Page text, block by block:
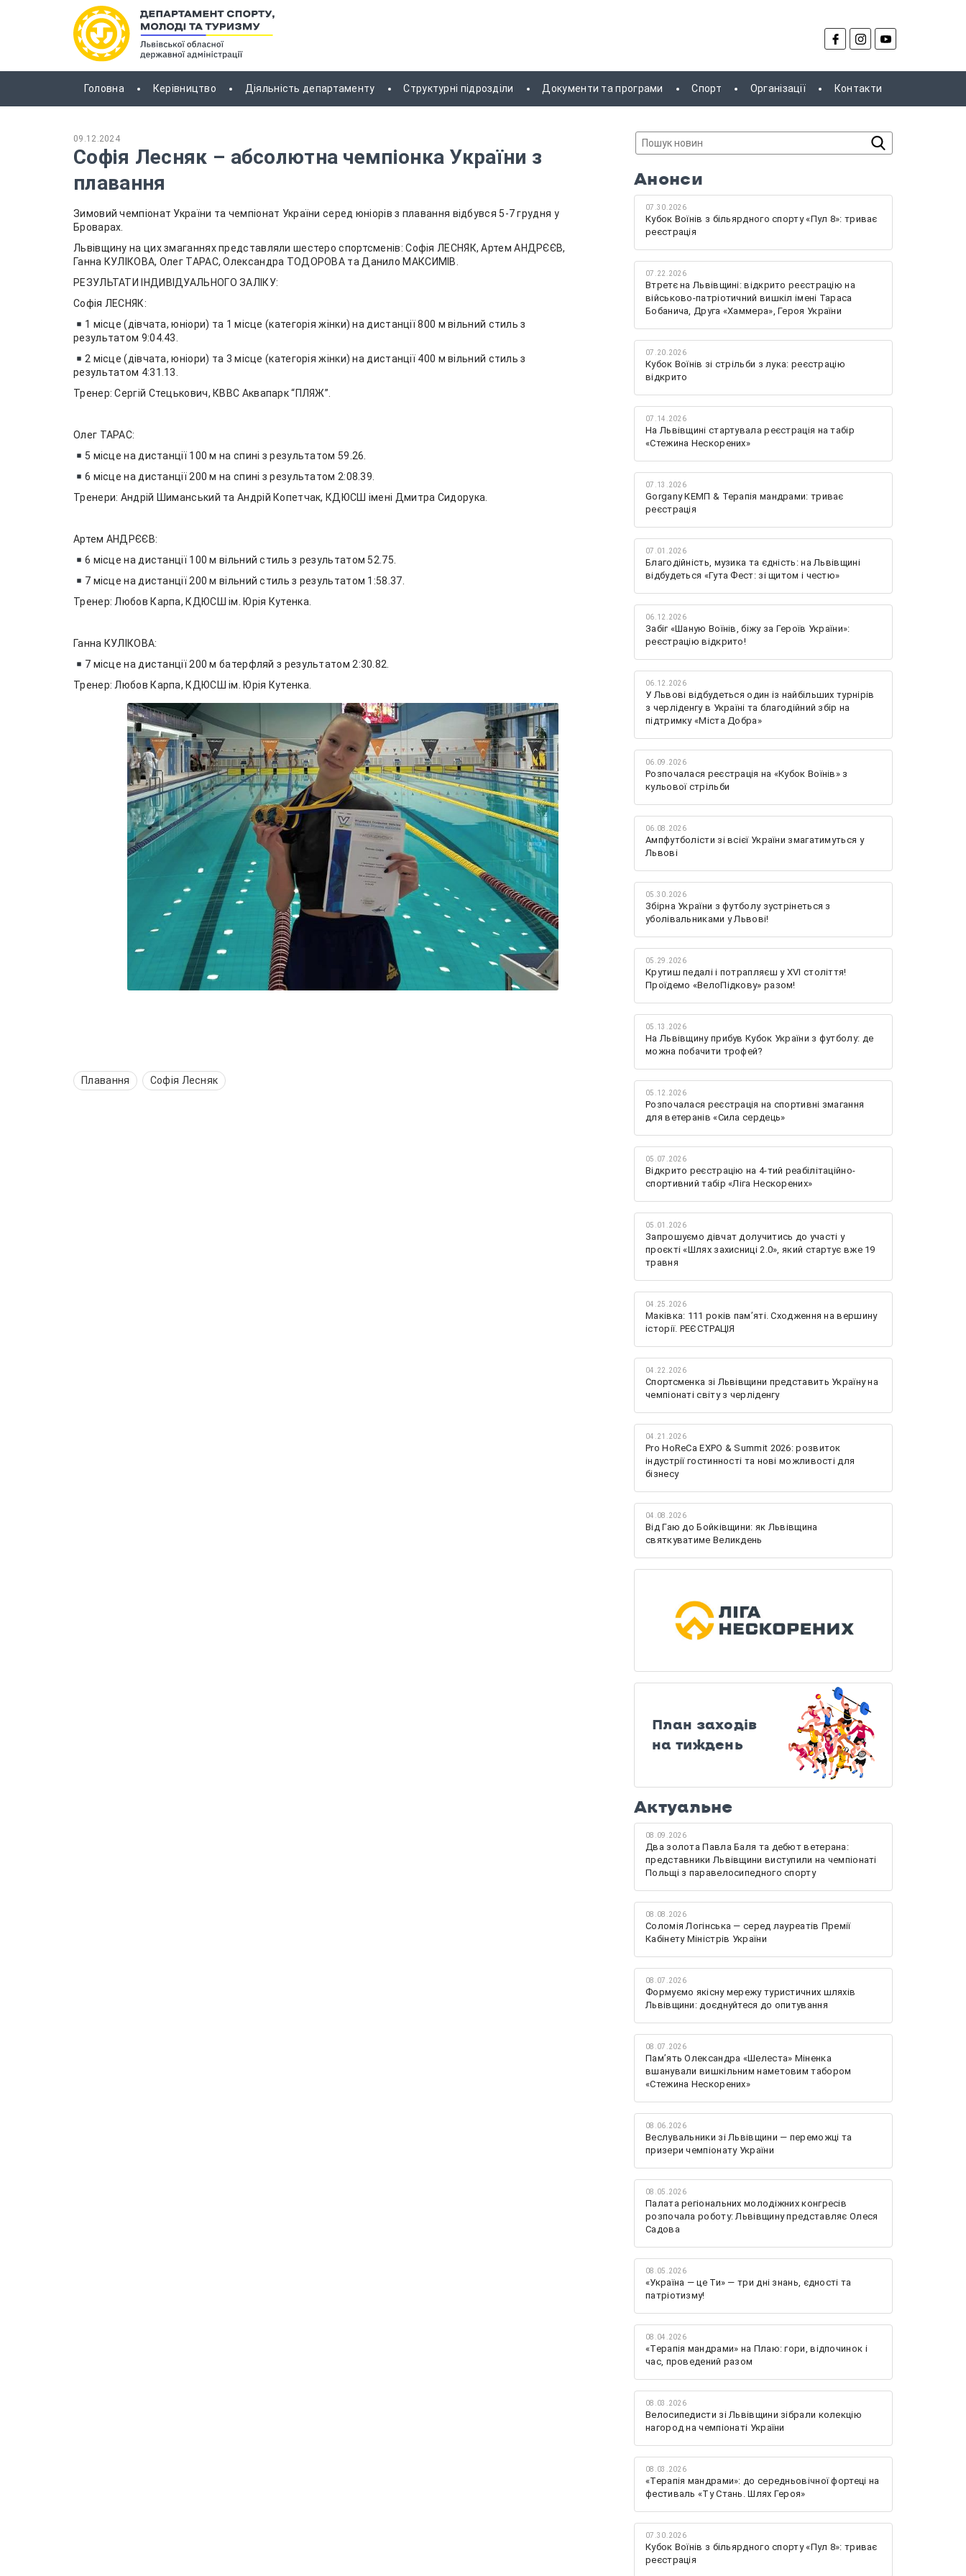
Головна Керівництво Діяльність департаменту Структурні підрозділи Документи та програми Спорт Організації Контакти
09.12.2024
Софія Лесняк – абсолютна чемпіонка України з
плавання
Зимовий чемпіонат України та чемпіонат України серед юніорів з плавання відбувся 5-7 грудня у
Броварах.
Львівщину на цих змаганнях представляли шестеро спортсменів: Софія ЛЕСНЯК, Артем АНДРЄЄВ,
Ганна КУЛІКОВА, Олег ТАРАС, Олександра ТОДОРОВА та Данило МАКСИМІВ.
РЕЗУЛЬТАТИ ІНДИВІДУАЛЬНОГО ЗАЛІКУ:
Софія ЛЕСНЯК:
1 місце (дівчата, юніори) та 1 місце (категорія жінки) на дистанції 800 м вільний стиль з
результатом 9:04.43.
2 місце (дівчата, юніори) та 3 місце (категорія жінки) на дистанції 400 м вільний стиль з
результатом 4:31.13.
Тренер: Сергій Стецькович, КВВС Аквапарк “ПЛЯЖ”.
Олег ТАРАС:
5 місце на дистанції 100 м на спині з результатом 59.26.
6 місце на дистанції 200 м на спині з результатом 2:08.39.
Тренери: Андрій Шиманський та Андрій Копетчак, КДЮСШ імені Дмитра Сидорука.
Артем АНДРЄЄВ:
6 місце на дистанції 100 м вільний стиль з результатом 52.75.
7 місце на дистанції 200 м вільний стиль з результатом 1:58.37.
Тренер: Любов Карпа, КДЮСШ ім. Юрія Кутенка.
Ганна КУЛІКОВА:
7 місце на дистанції 200 м батерфляй з результатом 2:30.82.
Тренер: Любов Карпа, КДЮСШ ім. Юрія Кутенка.
Плавання Софія Лесняк
Анонси
07.30.2026
Кубок Воїнів з більярдного спорту «Пул 8»: триває
реєстрація
07.22.2026
Втретє на Львівщині: відкрито реєстрацію на
військово-патріотичний вишкіл імені Тараса
Бобанича, Друга «Хаммера», Героя України
07.20.2026
Кубок Воїнів зі стрільби з лука: реєстрацію
відкрито
07.14.2026
На Львівщині стартувала реєстрація на табір
«Стежина Нескорених»
07.13.2026
Gorgany КЕМП & Терапія мандрами: триває
реєстрація
07.01.2026
Благодійність, музика та єдність: на Львівщині
відбудеться «Гута Фест: зі щитом і честю»
06.12.2026
Забіг «Шаную Воїнів, біжу за Героїв України»:
реєстрацію відкрито!
06.12.2026
У Львові відбудеться один із найбільших турнірів
з черліденгу в Україні та благодійний збір на
підтримку «Міста Добра»
06.09.2026
Розпочалася реєстрація на «Кубок Воїнів» з
кульової стрільби
06.08.2026
Ампфутболісти зі всієї України змагатимуться у
Львові
05.30.2026
Збірна України з футболу зустрінеться з
уболівальниками у Львові!
05.29.2026
Крутиш педалі і потрапляєш у XVI століття!
Проїдемо «ВелоПідкову» разом!
05.13.2026
На Львівщину прибув Кубок України з футболу: де
можна побачити трофей?
05.12.2026
Розпочалася реєстрація на спортивні змагання
для ветеранів «Сила сердець»
05.07.2026
Відкрито реєстрацію на 4-тий реабілітаційно-
спортивний табір «Ліга Нескорених»
05.01.2026
Запрошуємо дівчат долучитись до участі у
проєкті «Шлях захисниці 2.0», який стартує вже 19
травня
04.25.2026
Маківка: 111 років пам’яті. Сходження на вершину
історії. РЕЄСТРАЦІЯ
04.22.2026
Спортсменка зі Львівщини представить Україну на
чемпіонаті світу з черліденгу
04.21.2026
Pro HoReCa EXPO & Summit 2026: розвиток
індустрії гостинності та нові можливості для
бізнесу
04.08.2026
Від Гаю до Бойківщини: як Львівщина
святкуватиме Великдень
План заходів
на тиждень
Актуальне
08.09.2026
Два золота Павла Баля та дебют ветерана:
представники Львівщини виступили на чемпіонаті
Польщі з паравелосипедного спорту
08.08.2026
Соломія Логінська — серед лауреатів Премії
Кабінету Міністрів України
08.07.2026
Формуємо якісну мережу туристичних шляхів
Львівщини: доєднуйтеся до опитування
08.07.2026
Памʼять Олександра «Шелеста» Міненка
вшанували вишкільним наметовим табором
«Стежина Нескорених»
08.06.2026
Веслувальники зі Львівщини — переможці та
призери чемпіонату України
08.05.2026
Палата регіональних молодіжних конгресів
розпочала роботу: Львівщину представляє Олеся
Садова
08.05.2026
«Україна — це Ти» — три дні знань, єдності та
патріотизму!
08.04.2026
«Терапія мандрами» на Плаю: гори, відпочинок і
час, проведений разом
08.03.2026
Велосипедисти зі Львівщини зібрали колекцію
нагород на чемпіонаті України
08.03.2026
«Терапія мандрами»: до середньовічної фортеці на
фестиваль «Ту Стань. Шлях Героя»
07.30.2026
Кубок Воїнів з більярдного спорту «Пул 8»: триває
реєстрація